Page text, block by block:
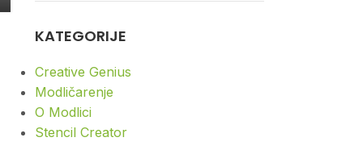
KATEGORIJE
Creative Genius
Modličarenje
O Modlici
Stencil Creator